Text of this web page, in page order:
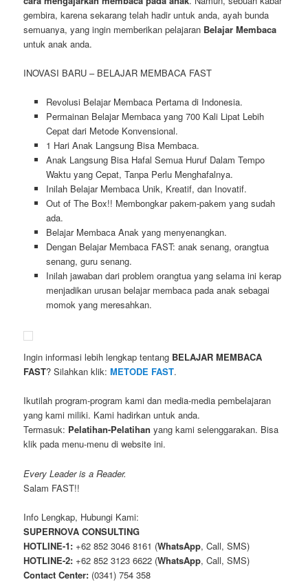
gembira, karena sekarang telah hadir untuk anda, ayah bunda
semuanya, yang ingin memberikan pelajaran Belajar Membaca
untuk anak anda.
INOVASI BARU – BELAJAR MEMBACA FAST
Revolusi Belajar Membaca Pertama di Indonesia.
Permainan Belajar Membaca yang 700 Kali Lipat Lebih
Cepat dari Metode Konvensional.
1 Hari Anak Langsung Bisa Membaca.
Anak Langsung Bisa Hafal Semua Huruf Dalam Tempo
Waktu yang Cepat, Tanpa Perlu Menghafalnya.
Inilah Belajar Membaca Unik, Kreatif, dan Inovatif.
Out of The Box!! Membongkar pakem-pakem yang sudah
ada.
Belajar Membaca Anak yang menyenangkan.
Dengan Belajar Membaca FAST: anak senang, orangtua
senang, guru senang.
Inilah jawaban dari problem orangtua yang selama ini kerap
menjadikan urusan belajar membaca pada anak sebagai
momok yang meresahkan.
Ingin informasi lebih lengkap tentang BELAJAR MEMBACA
FAST? Silahkan klik:METODE FAST.
Ikutilah program-program kami dan media-media pembelajaran
yang kami miliki. Kami hadirkan untuk anda.
Termasuk: Pelatihan-Pelatihan yang kami selenggarakan. Bisa
klik pada menu-menu di website ini.
Every Leader is a Reader.
Salam FAST!!
Info Lengkap, Hubungi Kami:
SUPERNOVA CONSULTING
HOTLINE-1: +62 852 3046 8161 (WhatsApp, Call, SMS)
HOTLINE-2: +62 852 3123 6622 (WhatsApp, Call, SMS)
Contact Center: (0341) 754 358